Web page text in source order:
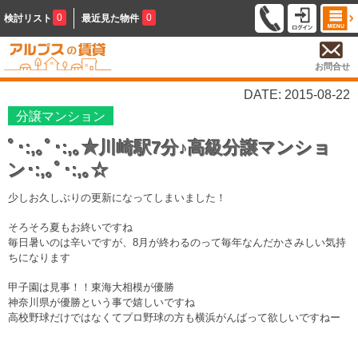
検討リスト 0 最近見た物件 0
お問合せ
DATE: 2015-08-22
分譲マンション
ﾟ･:,｡ﾟ･:,｡★川崎駅7分♪高級分譲マンショ
ン･:,｡ﾟ･:,｡☆
少しお久しぶりの更新になってしまいました！
そろそろ夏もお終いですね
毎日暑いのは辛いですが、8月が終わるのって毎年なんだかさみしい気持
ちになります
甲子園は見事！！東海大相模が優勝
神奈川県が優勝という事で嬉しいですね
高校野球だけではなくてプロ野球の方も横浜がんばって欲しいですねー